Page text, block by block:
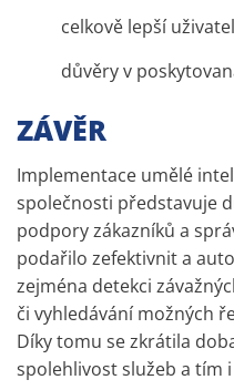
celkově lepší
důvěry v
ZÁVĚR
Implementace umělé
společnosti představuje
podpory zákazníků a
podařilo zefektivnit a
zejména detekci
či vyhledávání možných
Díky tomu se zkrátila
spolehlivost služeb a tím